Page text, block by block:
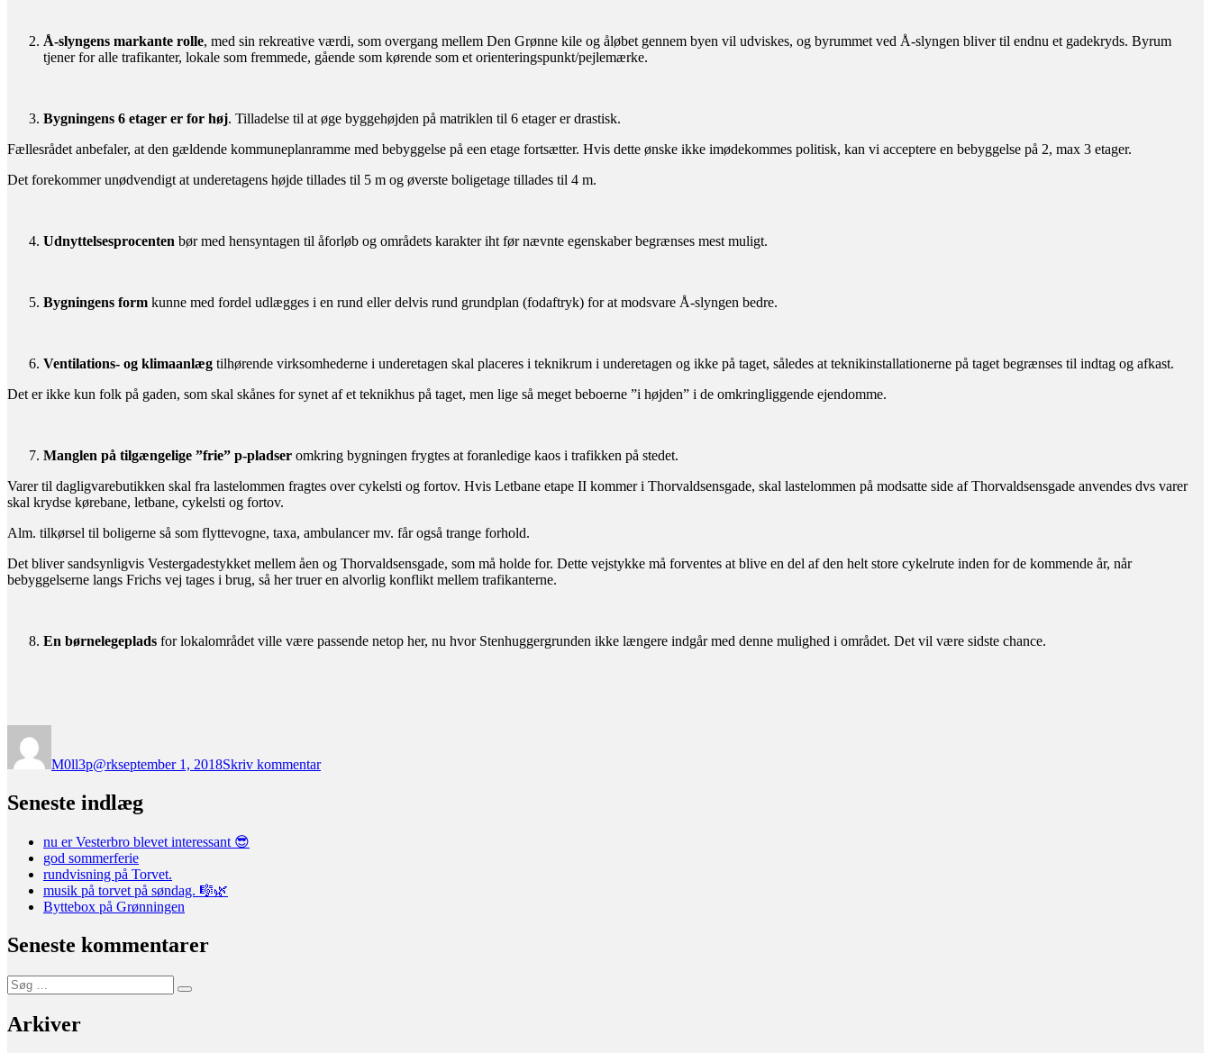
Å-slyngens markante rolle, med sin rekreative værdi, som overgang mellem Den Grønne kile og åløbet gennem byen vil udviskes, og byrummet ved Å-slyngen bliver til endnu et gadekryds. Byrum
tjener for alle trafikanter, lokale som fremmede, gående som kørende som et orienteringspunkt/pejlemærke.
Bygningens 6 etager er for høj. Tilladelse til at øge byggehøjden på matriklen til 6 etager er drastisk.
Fællesrådet anbefaler, at den gældende kommuneplanramme med bebyggelse på een etage fortsætter. Hvis dette ønske ikke imødekommes politisk, kan vi acceptere en bebyggelse på 2, max 3 etager.
Det forekommer unødvendigt at underetagens højde tillades til 5 m og øverste boligetage tillades til 4 m.
Udnyttelsesprocenten bør med hensyntagen til åforløb og områdets karakter iht før nævnte egenskaber begrænses mest muligt.
Bygningens form kunne med fordel udlægges i en rund eller delvis rund grundplan (fodaftryk) for at modsvare Å-slyngen bedre.
Ventilations- og klimaanlæg tilhørende virksomhederne i underetagen skal placeres i teknikrum i underetagen og ikke på taget, således at teknikinstallationerne på taget begrænses til indtag og afkast.
Det er ikke kun folk på gaden, som skal skånes for synet af et teknikhus på taget, men lige så meget beboerne ”i højden” i de omkringliggende ejendomme.
Manglen på tilgængelige ”frie” p-pladser omkring bygningen frygtes at foranledige kaos i trafikken på stedet.
Varer til dagligvarebutikken skal fra lastelommen fragtes over cykelsti og fortov. Hvis Letbane etape II kommer i Thorvaldsensgade, skal lastelommen på modsatte side af Thorvaldsensgade anvendes dvs varer
skal krydse kørebane, letbane, cykelsti og fortov.
Alm. tilkørsel til boligerne så som flyttevogne, taxa, ambulancer mv. får også trange forhold.
Det bliver sandsynligvis Vestergadestykket mellem åen og Thorvaldsensgade, som må holde for. Dette vejstykke må forventes at blive en del af den helt store cykelrute inden for de kommende år, når
bebyggelserne langs Frichs vej tages i brug, så her truer en alvorlig konflikt mellem trafikanterne.
En børnelegeplads for lokalområdet ville være passende netop her, nu hvor Stenhuggergrunden ikke længere indgår med denne mulighed i området. Det vil være sidste chance.
M0ll3p@rkseptember 1, 2018Skriv kommentarsvar
Seneste indlæg
nu er Vesterbro blevet interessant 😎
god sommerferie
rundvisning på Torvet.
musik på torvet på søndag. 🎼🌿
Byttebox på Grønningen
Seneste kommentarer
Søg
efter:
Søg
Arkiver